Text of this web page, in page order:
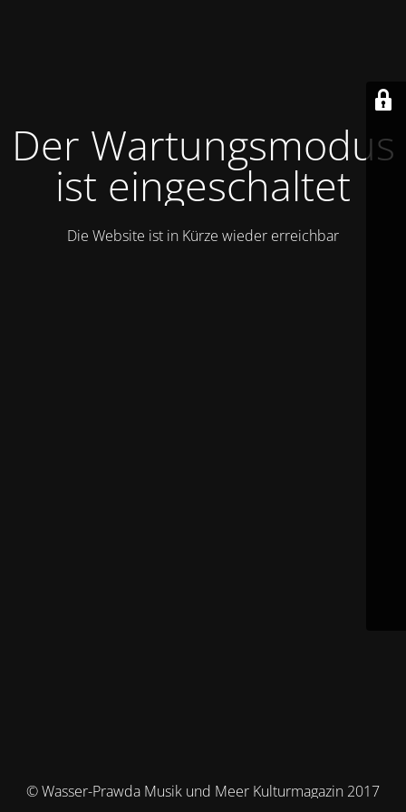
Der Wartungsmodus
ist eingeschaltet
Die Website ist in Kürze wieder erreichbar
© Wasser-Prawda Musik und Meer Kulturmagazin 2017